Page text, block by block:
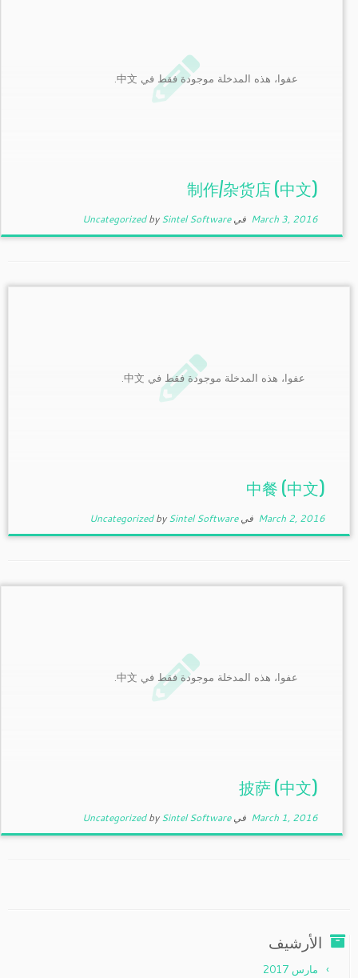
عفوا، هذه المدخلة موجودة فقط في 中文.
(中文) 制作/杂货店
March 3, 2016 في UncategorizedbySintel Software
عفوا، هذه المدخلة موجودة فقط في 中文.
(中文) 中餐
March 2, 2016 في UncategorizedbySintel Software
عفوا، هذه المدخلة موجودة فقط في 中文.
(中文) 披萨
March 1, 2016 في UncategorizedbySintel Software
الأرشيف
مارس 2017